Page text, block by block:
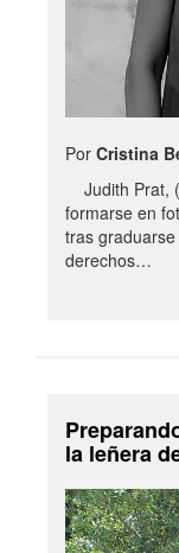
Por Cristina
Judith Prat,
formarse en
tras
derechos…
la leñera